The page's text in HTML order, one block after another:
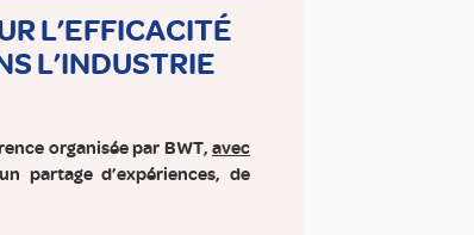
L’EFFICACITÉ
L’INDUSTRIE
organisée par BWT, avec
partage d’expériences, de